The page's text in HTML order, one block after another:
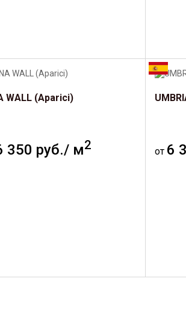
WALL (Aparici)
350 руб./ м2 от 6